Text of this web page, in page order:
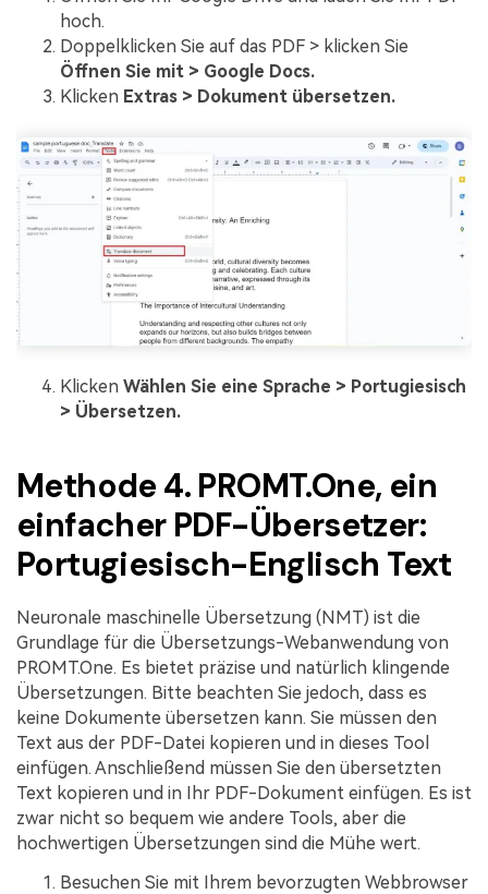
hoch.
Doppelklicken Sie auf das PDF > klicken Sie
Öffnen Sie mit > Google Docs.
Klicken Extras > Dokument übersetzen.
Klicken Wählen Sie eine Sprache > Portugiesisch
> Übersetzen.
Methode 4. PROMT.One, ein
einfacher PDF-Übersetzer:
Portugiesisch-Englisch Text
Neuronale maschinelle Übersetzung (NMT) ist die
Grundlage für die Übersetzungs-Webanwendung von
PROMT.One. Es bietet präzise und natürlich klingende
Übersetzungen. Bitte beachten Sie jedoch, dass es
keine Dokumente übersetzen kann. Sie müssen den
Text aus der PDF-Datei kopieren und in dieses Tool
einfügen. Anschließend müssen Sie den übersetzten
Text kopieren und in Ihr PDF-Dokument einfügen. Es ist
zwar nicht so bequem wie andere Tools, aber die
hochwertigen Übersetzungen sind die Mühe wert.
Besuchen Sie mit Ihrem bevorzugten Webbrowser